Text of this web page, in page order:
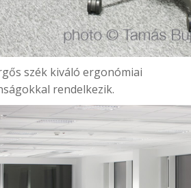
szék kiváló ergonómiai
rendelkezik.